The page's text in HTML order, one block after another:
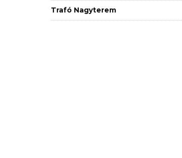
Trafó Nagyterem